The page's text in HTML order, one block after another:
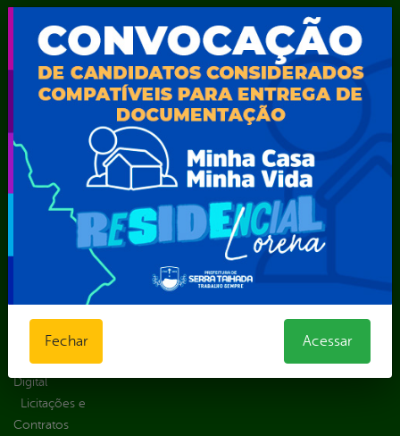
Portal da
Transparência
Educação
Saúde
Atos normativos
Central de Dúvidas
Convênios e
Transferências
Despesas
Organizacional
Inicio
LGPD e Governo
Digital
Licitações e
Contratos
E-sic
Como
solicitar
Consulte sua
Solicitação
Estatísticas
Formulários
Prazos e
autoridades
Sic Físico
Solicitar
Recurso
Outros
Serviços
Carta de
Serviços
Ferramenta de
Autenticidade
Ouvidoria
Blanc
Portal da
Transparência
Escolar
Fechar Acessar